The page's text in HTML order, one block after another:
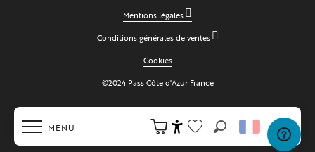
MENU
Accessibilité
Voir les favoris
Recherche
Mentions légales
Conditions générales de ventes
Cookies
©2024 Pass Côte d'Azur France